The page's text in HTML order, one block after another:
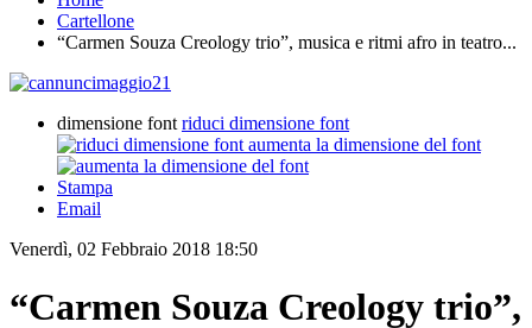
Cartellone
“Carmen Souza Creology trio”, musica e ritmi afro in teatro...
dimensione font riduci dimensione font
aumenta la dimensione del font
Stampa
Email
Venerdì, 02 Febbraio 2018 18:50
“Carmen Souza Creology trio”,